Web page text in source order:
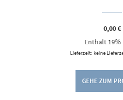
0,00€
Enthält 19%
Lieferzeit: keine
GEHE ZUM